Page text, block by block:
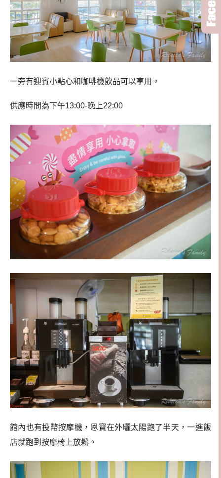
一旁有迎賓小點心和咖啡機飲品可以享用。
供應時間為下午13:00-晚上22:00
館內也有投幣按摩機，恩寶在外曬太陽跑了半天，一進飯
店就跑到按摩椅上放鬆。